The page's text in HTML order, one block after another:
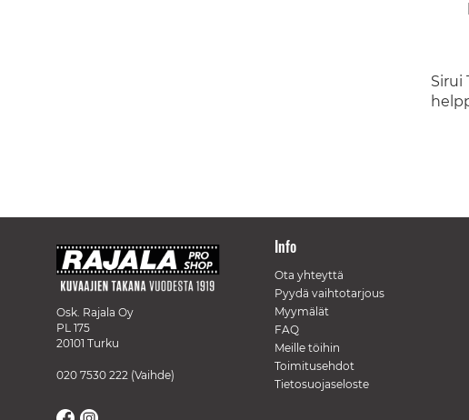
Sirui
Osk. Rajala Oy
PL 175
20101 Turku
020 7530 222 (Vaihde)
Info
Ota yhteyttä
Pyydä vaihtotarjous
Myymälät
FAQ
Meille töihin
Toimitusehdot
Tietosuojaseloste